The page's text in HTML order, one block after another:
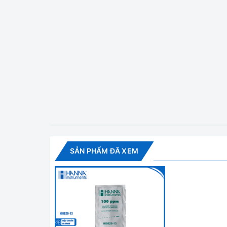
- Không pha loãng hoặc thêm bất cứ hóa chất
- Luôn sử dụng dung dịch mới cho mỗi lần hiệu
- TUYỆT ĐỐI không đổ ngược dung dịch đã sử
Thông số kỹ thuật
SẢN PHẨM ĐÃ XEM